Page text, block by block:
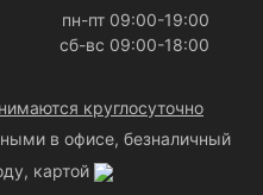
пн-пт 09:00-19:00
сб-вс 09:00-18:00
круглосуточно
в офисе, безналичный
картой